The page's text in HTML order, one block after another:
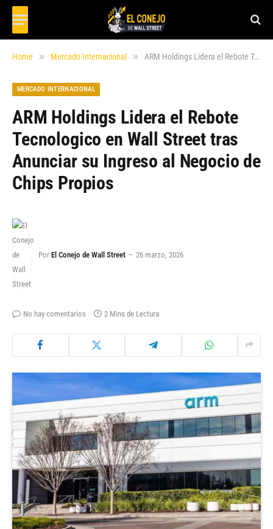
Home » Mercado Internacional » ARM Holdings Lidera el Rebote Tecnologico en Wall Street tras Anunciar su Ingreso al Negocio de Chips Propios
MERCADO INTERNACIONAL
ARM Holdings Lidera el Rebote
Tecnologico en Wall Street tras
Anunciar su Ingreso al Negocio de
Chips Propios
Por El Conejo de Wall Street 26 marzo, 2026
No hay comentarios 2 Mins de Lectura